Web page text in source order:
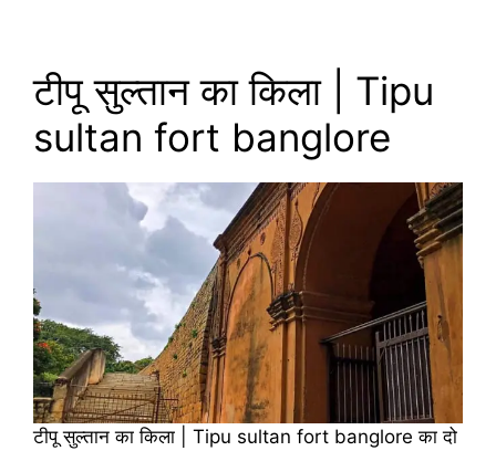
टीपू सुल्तान का किला | Tipu
sultan fort banglore
टीपू सुल्तान का किला | Tipu sultan fort banglore का दो